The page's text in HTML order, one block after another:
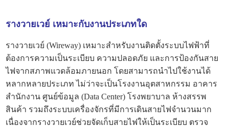
รางวายเวย์ เหมาะกับงานประเภทใด
รางวายเวย์ (Wireway) เหมาะสำหรับงานติดตั้งระบบไฟฟ้าที่
ต้องการความเป็นระเบียบ ความปลอดภัย และการป้องกันสาย
ไฟจากสภาพแวดล้อมภายนอก โดยสามารถนำไปใช้งานได้
หลากหลายประเภท ไม่ว่าจะเป็นโรงงานอุตสาหกรรม อาคาร
สำนักงาน ศูนย์ข้อมูล (Data Center) โรงพยาบาล ห้างสรรพ
สินค้า รวมถึงระบบเครื่องจักรที่มีการเดินสายไฟจำนวนมาก
เนื่องจากรางวายเวย์ช่วยจัดเก็บสายไฟให้เป็นระเบียบ ตรวจ